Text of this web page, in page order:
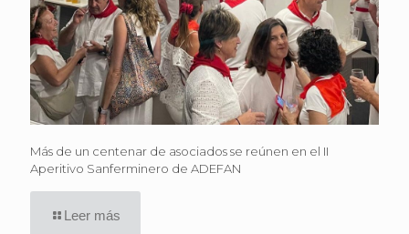
Más de un centenar de asociados se reúnen en el II
Aperitivo Sanferminero de ADEFAN
Leer más